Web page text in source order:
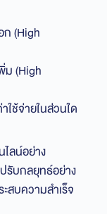
(High
ม (High
ใช้จ่ายในส่วนใด
ลน์อย่าง
รับกลยุทธ์อย่าง
สบความสำเร็จ